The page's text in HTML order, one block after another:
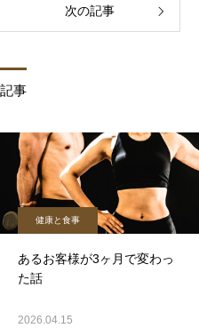
次の記事
事
健康と食事
あるお客様が3ヶ月で変わっ
た話
2026.04.15